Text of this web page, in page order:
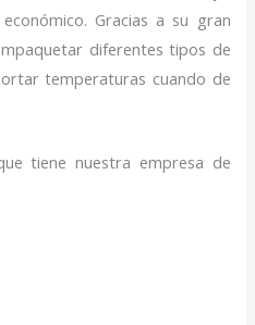
Gracias a su gran
diferentes tipos de
temperaturas cuando de
tiene nuestra empresa de